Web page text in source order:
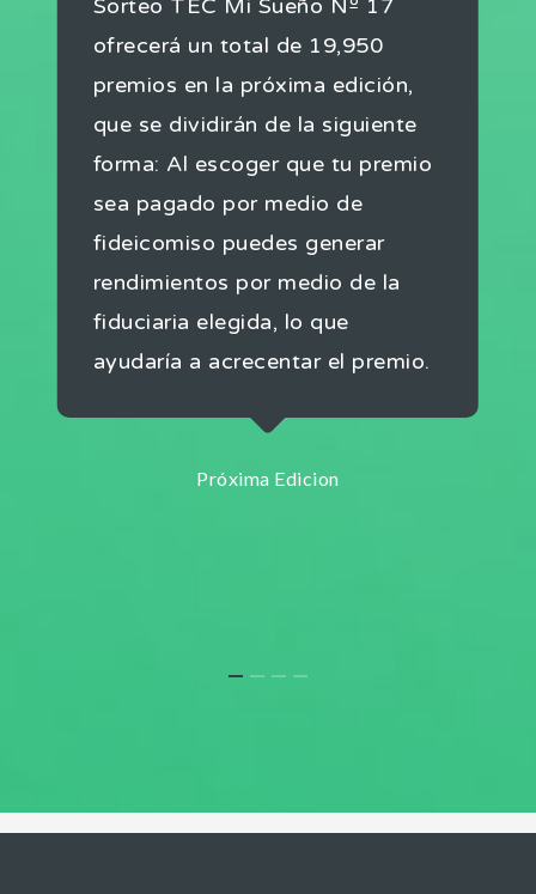
Sorteo TEC Mi Sueño Nº 17
ofrecerá un total de 19,950
premios en la próxima edición,
que se dividirán de la siguiente
forma: Al escoger que tu premio
sea pagado por medio de
fideicomiso puedes generar
rendimientos por medio de la
fiduciaria elegida, lo que
ayudaría a acrecentar el premio.
Próxima Edicion